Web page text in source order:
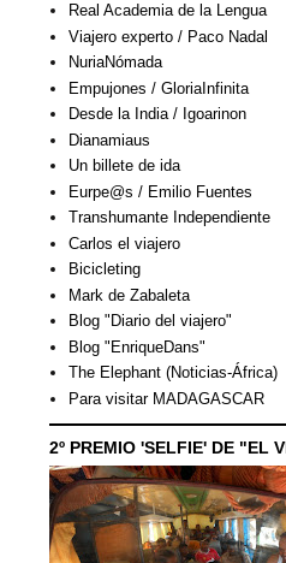
Real Academia de la Lengua
Viajero experto / Paco Nadal
NuriaNómada
Empujones / GloriaInfinita
Desde la India / Igoarinon
Dianamiaus
Un billete de ida
Eurpe@s / Emilio Fuentes
Transhumante Independiente
Carlos el viajero
Bicicleting
Mark de Zabaleta
Blog "Diario del viajero"
Blog "EnriqueDans"
The Elephant (Noticias-África)
Para visitar MADAGASCAR
2º PREMIO 'SELFIE' DE "EL